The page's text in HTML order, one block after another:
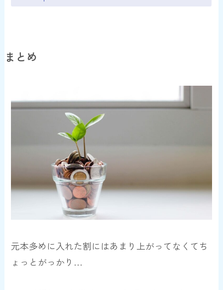
まとめ
元本多めに入れた割にはあまり上がってなくてち
ょっとがっかり…